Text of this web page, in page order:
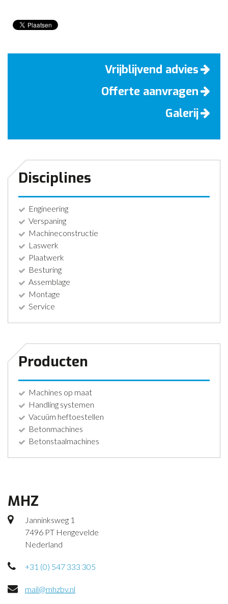
Vrijblijvend advies
Offerte aanvragen
Galerij
Disciplines
Engineering
Verspaning
Machineconstructie
Laswerk
Plaatwerk
Besturing
Assemblage
Montage
Service
Producten
Machines op maat
Handling systemen
Vacuüm heftoestellen
Betonmachines
Betonstaalmachines
MHZ
Janninksweg 1
7496 PT Hengevelde
Nederland
+31 (0) 547 333 305
mail@mhzbv.nl